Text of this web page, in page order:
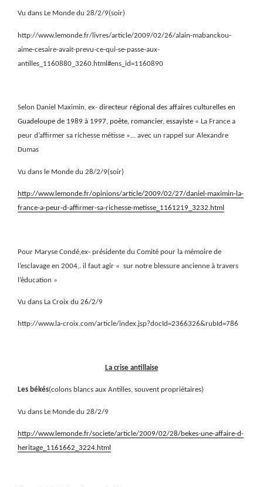
Vu dans Le Monde du 28/2/9(soir)
http://www.lemonde.fr/livres/article/2009/02/26/alain-mabanckou-
aime-cesaire-avait-prevu-ce-qui-se-passe-aux-
antilles_1160880_3260.html#ens_id=1160890
Selon Daniel Maximin, ex- directeur régional des affaires culturelles en
Guadeloupe de 1989 à 1997, poète, romancier, essayiste « La France a
peur d’affirmer sa richesse métisse »… avec un rappel sur Alexandre
Dumas
Vu dans le Monde du 28/2/9(soir)
http://www.lemonde.fr/opinions/article/2009/02/27/daniel-maximin-la-
france-a-peur-d-affirmer-sa-richesse-metisse_1161219_3232.html
Pour Maryse Condé,ex- présidente du Comité pour la mémoire de
l’esclavage en 2004,.
il faut agir « sur notre blessure ancienne à travers
l’éducation »
Vu dans La Croix du 26/2/9
http://www.la-croix.com/article/index.jsp?docId=2366326&rubId=786
La crise antillaise
Les békés(colons blancs aux Antilles, souvent propriétaires)
Vu dans Le Monde du 28/2/9
http://www.lemonde.fr/societe/article/2009/02/28/bekes-une-affaire-d-
heritage_1161662_3224.html